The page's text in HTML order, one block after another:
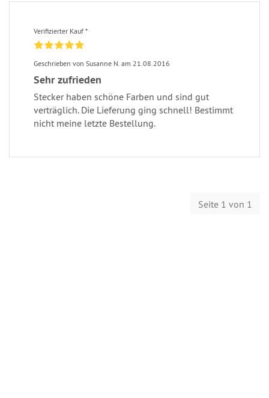
Verifizierter Kauf *
Geschrieben von Susanne N. am 21.08.2016
Sehr zufrieden
Stecker haben schöne Farben und sind gut
verträglich. Die Lieferung ging schnell! Bestimmt
nicht meine letzte Bestellung.
Seite 1 von 1